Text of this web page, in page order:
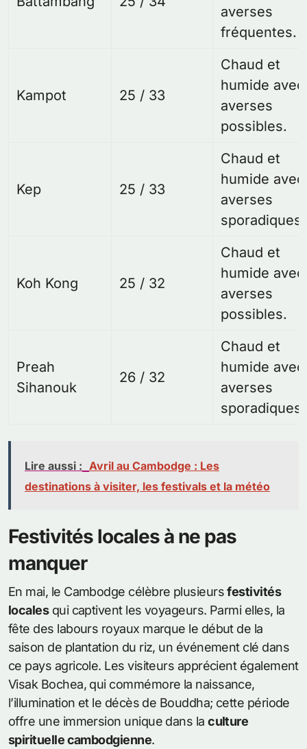
averses
fréquentes.
Kampot 25 / 33
Chaud et
humide
averses
possibles.
Kep 25 / 33
Chaud et
humide
averses
sporadiques.
Koh Kong 25 / 32
Chaud et
humide
averses
possibles.
Preah
Sihanouk
26 / 32
Chaud et
humide
averses
sporadiques.
Lire aussi : Avril au Cambodge : Les
destinations à visiter, les festivals et la météo
Festivités locales à ne pas
manquer
En mai, le Cambodge célèbre plusieursfestivités
localesqui captivent les voyageurs. Parmi elles, la
fête des labours royaux marque le début de la
saison de plantation du riz, un événement clé dans
ce pays agricole. Les visiteurs apprécient également
Visak Bochea, qui commémore la naissance,
l’illumination et le décès de Bouddha; cette période
offre une immersion unique dans laculture
spirituelle cambodgienne.